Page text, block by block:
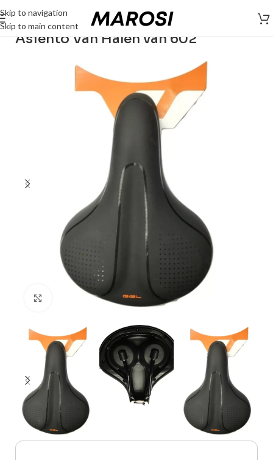
Skip to navigation
Skip to main content
Asiento Van Halen van 602
Clic para ampliar